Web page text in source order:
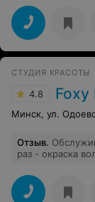
очень, здесь
передержала
мытья головы
у меня тянется
покраски можно
СТУДИЯ КРАСОТЫ
4.8 Foxy
Минск, ул.
Отзыв.
раз - окраска волос и
Благодарю!